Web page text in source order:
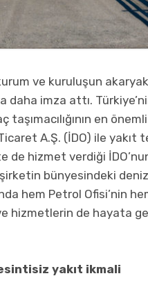
ve kuruluşun
imza attı.
en
A.Ş. (İDO) ile yakıt
de hizmet verdiği
bünyesindeki
hem Petrol Ofisi’nin
hizmetlerin de hayata
yakıt ikmali